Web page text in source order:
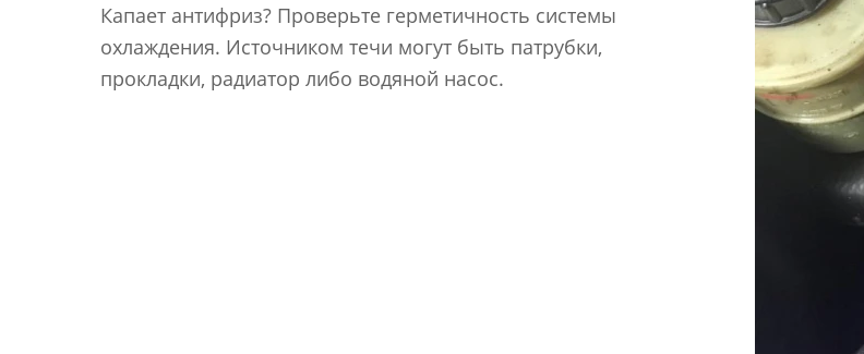
Капает антифриз? Проверьте герметичность системы
охлаждения. Источником течи могут быть патрубки,
прокладки, радиатор либо водяной насос.